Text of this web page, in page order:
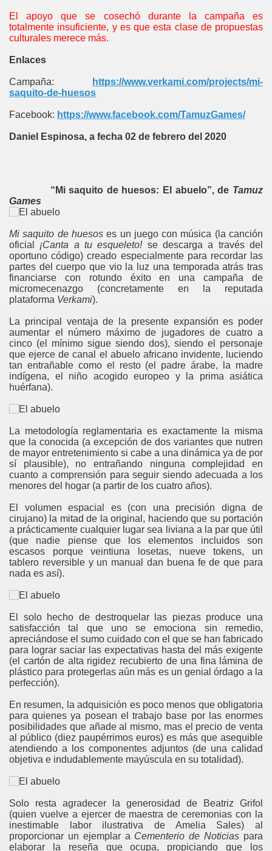
El apoyo que se cosechó durante la campaña es
totalmente insuficiente, y es que esta clase de propuestas
culturales merece más.
Enlaces
Campaña:
https://www.verkami.com/projects/mi-
saquito-de-huesos
Facebook: https://www.facebook.com/TamuzGames/
Daniel Espinosa, a fecha 02 de febrero del 2020
“Mi saquito de huesos: El abuelo”, de Tamuz
Games
Mi saquito de huesoses un juego con música (la canción
oficial ¡Canta a tu esqueleto! se descarga a través del
oportuno código) creado especialmente para recordar las
partes del cuerpo que vio la luz una temporada atrás tras
financiarse con rotundo éxito en una campaña de
micromecenazgo (concretamente en la reputada
plataforma Verkami).
La principal ventaja de la presente expansión es poder
aumentar el número máximo de jugadores de cuatro a
cinco (el mínimo sigue siendo dos), siendo el personaje
que ejerce de canal el abuelo africano invidente, luciendo
tan entrañable como el resto (el padre árabe, la madre
indígena, el niño acogido europeo y la prima asiática
huérfana).
La metodología reglamentaria es exactamente la misma
que la conocida (a excepción de dos variantes que nutren
de mayor entretenimiento si cabe a una dinámica ya de por
sí plausible), no entrañando ninguna complejidad en
cuanto a comprensión para seguir siendo adecuada a los
menores del hogar (a partir de los cuatro años).
El volumen espacial es (con una precisión digna de
cirujano) la mitad de la original, haciendo que su portación
a prácticamente cualquier lugar sea liviana a la par que útil
(que nadie piense que los elementos incluidos son
escasos porque veintiuna losetas, nueve tokens, un
tablero reversible y un manual dan buena fe de que para
nada es así).
El solo hecho de destroquelar las piezas produce una
satisfacción tal que uno se emociona sin remedio,
apreciándose el sumo cuidado con el que se han fabricado
para lograr saciar las expectativas hasta del más exigente
(el cartón de alta rigidez recubierto de una fina lámina de
plástico para protegerlas aún más es un genial órdago a la
perfección).
En resumen, la adquisición es poco menos que obligatoria
para quienes ya posean el trabajo base por las enormes
posibilidades que añade al mismo, mas el precio de venta
al público (diez paupérrimos euros) es más que asequible
atendiendo a los componentes adjuntos (de una calidad
objetiva e indudablemente mayúscula en su totalidad).
Solo resta agradecer la generosidad de Beatriz Grifol
(quien vuelve a ejercer de maestra de ceremonias con la
inestimable labor ilustrativa de Amelia Sales) al
proporcionar un ejemplar a Cementerio de Noticias para
elaborar la reseña que ocupa, propiciando que los